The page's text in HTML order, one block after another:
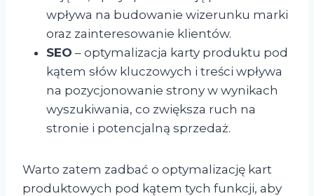
wpływa na budowanie wizerunku marki
oraz zainteresowanie klientów.
SEO – optymalizacja karty produktu pod
kątem słów kluczowych i treści wpływa
na pozycjonowanie strony w wynikach
wyszukiwania, co zwiększa ruch na
stronie i potencjalną sprzedaż.
Warto zatem zadbać o optymalizację kart
produktowych pod kątem tych funkcji, aby